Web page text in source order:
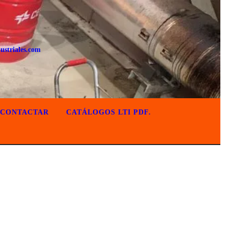
CONTACTAR CATÁLOGOS LTI PDF.